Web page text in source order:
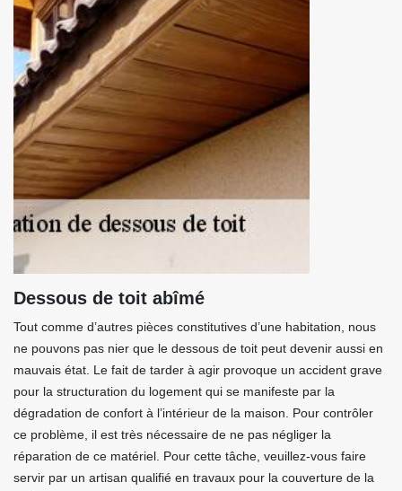
Dessous de toit abîmé
Tout comme d’autres pièces constitutives d’une habitation, nous
ne pouvons pas nier que le dessous de toit peut devenir aussi en
mauvais état. Le fait de tarder à agir provoque un accident grave
pour la structuration du logement qui se manifeste par la
dégradation de confort à l’intérieur de la maison. Pour contrôler
ce problème, il est très nécessaire de ne pas négliger la
réparation de ce matériel. Pour cette tâche, veuillez-vous faire
servir par un artisan qualifié en travaux pour la couverture de la